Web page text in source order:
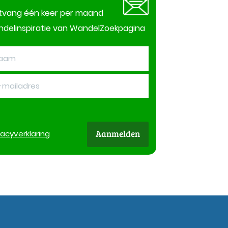
één keer per maand
van WandelZoekpagina
verklaring Aanmelden